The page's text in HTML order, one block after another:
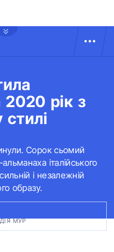
рік з
Сорок сьомий
італійського
і незалежній
образу.
МУР